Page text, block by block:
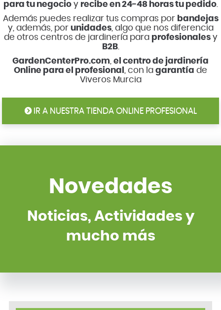
para tu negocioy recibe en 24-48 horas tu pedido.
Además puedes realizar tus compras por bandejas
y, además, por unidades, algo que nos diferencia
de otros centros de jardinería para profesionalesy
B2B.
GardenCenterPro.com, el centro de jardinería
Online para el profesional , con la garantía de
Viveros Murcia
IR A NUESTRA TIENDA ONLINE PROFESIONAL
Novedades
Noticias, Actividades y
mucho más